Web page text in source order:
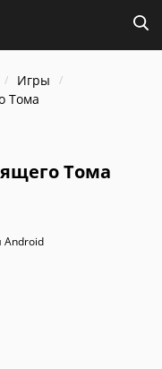
Игры
Тома
Тома
Android